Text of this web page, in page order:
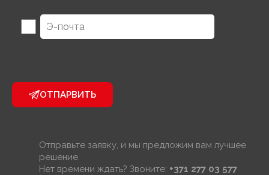
ОТПАРВИТЬ
Отправьте заявку, и мы предложим вам лучшее
решение.
Нет времени ждать? Звоните: +371 277 03 577